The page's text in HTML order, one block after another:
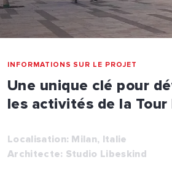
INFORMATIONS SUR LE PROJET
Une unique clé pour
les activités de la Tour
Localisation: Milan, Italie
Architecte: Studio Libeskind